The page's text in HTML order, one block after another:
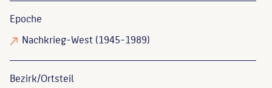
Epoche
Nachkrieg-West (1945-1989)
Bezirk/Ortsteil